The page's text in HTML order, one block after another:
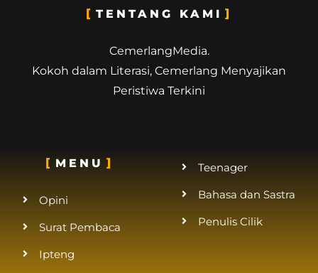
TENTANG KAMI
CemerlangMedia.
Kokoh dalam Literasi, Cemerlang Menyajikan
Peristiwa Terkini
MENU
Opini
Surat Pembaca
Ipteng
Teenager
Bahasa dan Sastra
Penulis Cilik